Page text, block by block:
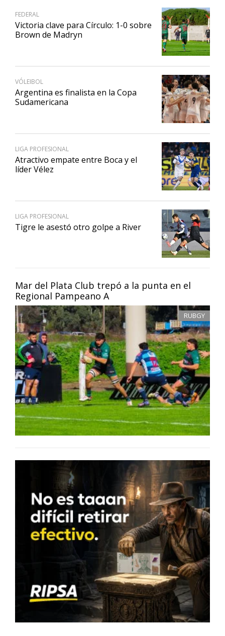
Mar del Plata Club trepó a la punta en el
Regional Pampeano A
RUBGY
FEDERAL
Victoria clave para Círculo: 1-0 sobre
Brown de Madryn
VÓLEIBOL
Argentina es finalista en la Copa
Sudamericana
LIGA PROFESIONAL
Atractivo empate entre Boca y el
líder Vélez
LIGA PROFESIONAL
Tigre le asestó otro golpe a River